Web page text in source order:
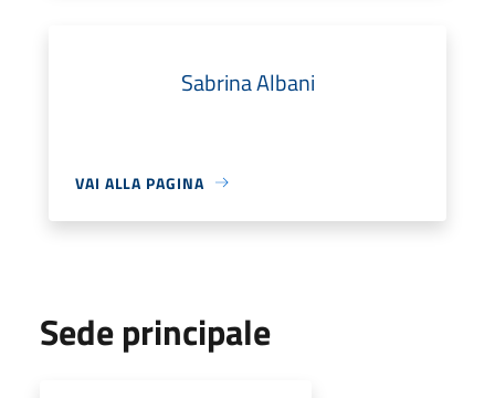
Sabrina Albani
VAI ALLA PAGINA
Sede principale